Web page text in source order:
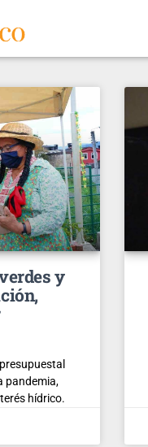
y
pandemia,
hídrico.